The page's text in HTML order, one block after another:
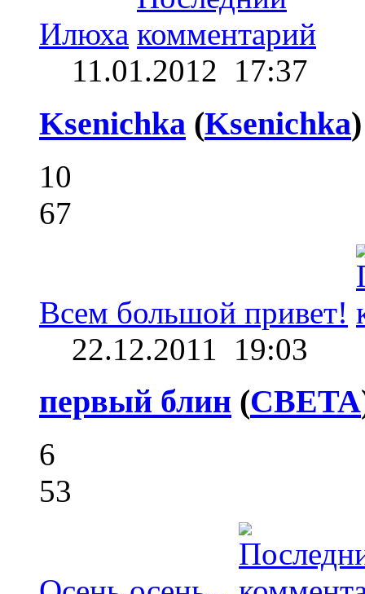
Илюха
11.01.2012 17:37
Ksenichka (Ksenichka)
10
67
Всем большой привет!
22.12.2011 19:03
первый блин (CBETA
6
53